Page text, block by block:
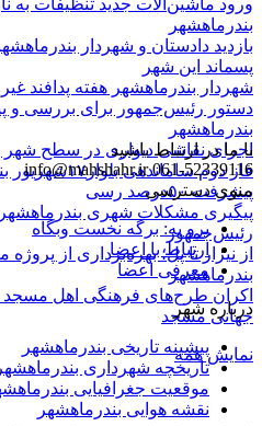
ورود ماشین‌آلات جدید تنظیفات
بندرماهشهر
بازدید دادستان و شهردار
پسماند این شهر
شهردار بندرماهشهر هفته پدافند
دستور رئیس‌جمهور برای بررسی و
بندرماهشهر
اجرای نقاشی دیواری در سطح شهر
فاز دوم
پیشرفت ۵۰درصد رسی
پیگیری مشکلات شهری بندرماهشهر
رئیس‌جمهور
از نیزار تا پل؛ بهره‌برداری از
بندرماهشهر
اکران طرح‌های فرهنگی اهل مسجد
جهانی مسجد
نمایش همه
با ما در ارتباط باشید
061-52339116
info@mahshahr.ir
منوی دسترسی
برو به: برگه نخست وبگاه
ارتباط با اعضا
معرفی اعضا
درباره شهر
پیشینه تاریخی بندرماهشهر
تاریخچه شهرداری بندرماهشهر
موقعیت جغرافیایی
نقشه هوایی بندرماهشهر